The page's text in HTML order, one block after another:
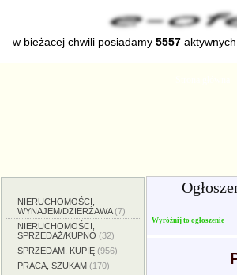
w bieżacej chwili posiadamy 5557
NIERUCHOMOŚCI,
WYNAJEM/DZIERŻAWA(7)
NIERUCHOMOŚCI,
SPRZEDAŻ/KUPNO (32)
SPRZEDAM, KUPIĘ (956)
PRACA, SZUKAM (170)
Wyróżnij to ogłoszenie